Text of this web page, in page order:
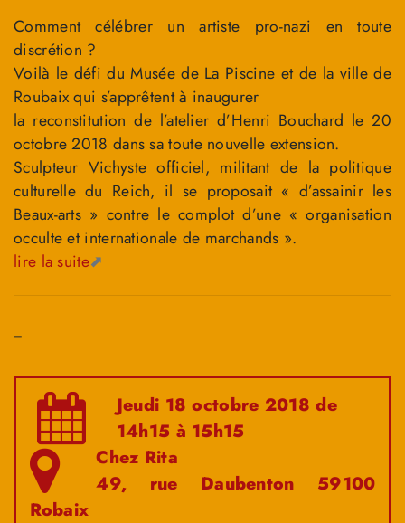
Comment célébrer un artiste pro-nazi en toute
discrétion ?
Voilà le défi du Musée de La Piscine et de la ville de
Roubaix qui s’apprêtent à inaugurer
la reconstitution de l’atelier d’Henri Bouchard le 20
octobre 2018 dans sa toute nouvelle extension.
Sculpteur Vichyste officiel, militant de la politique
culturelle du Reich, il se proposait « d’assainir les
Beaux-arts » contre le complot d’une « organisation
occulte et internationale de marchands ».
lire la suite
Jeudi 18 octobre 2018 de
14h15 à 15h15
Chez Rita
49, rue Daubenton 59100
Robaix